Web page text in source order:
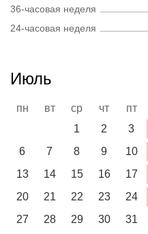
36-часовая неделя
24-часовая неделя
Июль
пн вт ср чт пт
1
2 3
6
7 8 9 10
13
14 15 16 17
20
21 22 23 24
27
28 29 30 31